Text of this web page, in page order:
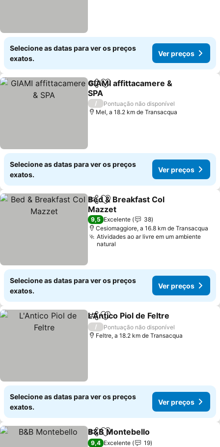
Selecione as datas para ver os preços
exatos.
Ver preços
PartilharAdicionar aos favoritos
GIAMI affittacamere &
SPA
Ver preços
/
Pontuação não disponível
Mel, a 18.2 km de Transacqua
Selecione as datas para ver os preços
exatos.
Ver preços
PartilharAdicionar aos favoritos
Bed & Breakfast Col
Mazzet
Ver preços
9,5 Excelente
38
Cesiomaggiore, a 16.8 km de Transacqua
Atividades ao ar livre em um ambiente
natural
Selecione as datas para ver os preços
exatos.
Ver preços
PartilharAdicionar aos favoritos
L'Antico Piol de Feltre
/
Pontuação não disponível
Feltre, a 18.2 km de Transacqua
Selecione as datas para ver os preços
exatos.
Ver preços
PartilharAdicionar aos favoritos
B&B Montebello
9,4 Excelente
19